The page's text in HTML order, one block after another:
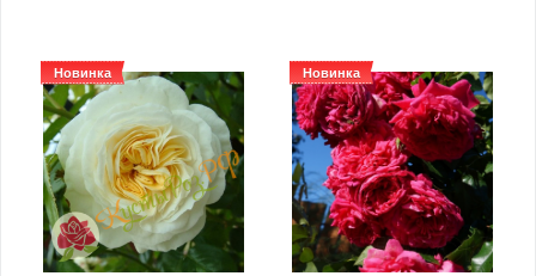
Новинка Новинка